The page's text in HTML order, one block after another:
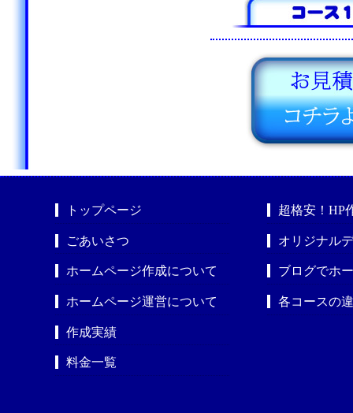
トップページ
ごあいさつ
ホームページ作成について
ホームページ運営について
作成実績
料金一覧
超格安！HP
オリジナル
ブログでホ
各コースの